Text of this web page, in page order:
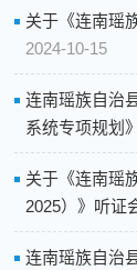
关于《连南瑶
2024-10-15
连南瑶族自治
系统专项规划
关于《连南瑶
2025）》听证
连南瑶族自治